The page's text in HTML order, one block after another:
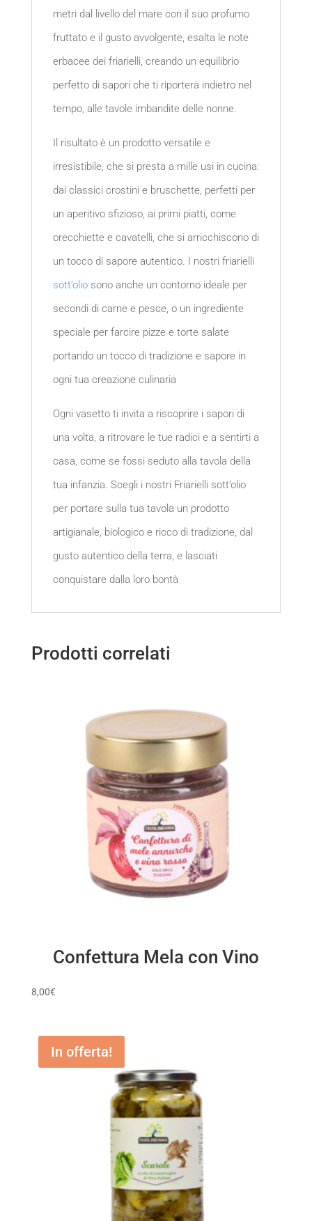
metri dal livello del mare con il suo profumo
fruttato e il gusto avvolgente, esalta le note
erbacee dei friarielli, creando un equilibrio
perfetto di sapori che ti riporterà indietro nel
tempo, alle tavole imbandite delle nonne.
Il risultato è un prodotto versatile e
irresistibile, che si presta a mille usi in cucina:
dai classici crostini e bruschette, perfetti per
un aperitivo sfizioso, ai primi piatti, come
orecchiette e cavatelli, che si arricchiscono di
un tocco di sapore autentico. I nostri friarielli
sott’oliosono anche un contorno ideale per
secondi di carne e pesce, o un ingrediente
speciale per farcire pizze e torte salate
portando un tocco di tradizione e sapore in
ogni tua creazione culinaria
Ogni vasetto ti invita a riscoprire i sapori di
una volta, a ritrovare le tue radici e a sentirti a
casa, come se fossi seduto alla tavola della
tua infanzia. Scegli i nostri Friarielli sott’olio
per portare sulla tua tavola un prodotto
artigianale, biologico e ricco di tradizione, dal
gusto autentico della terra, e lasciati
conquistare dalla loro bontà
Prodotti correlati
Confettura Mela con Vino
8,00€
In offerta!